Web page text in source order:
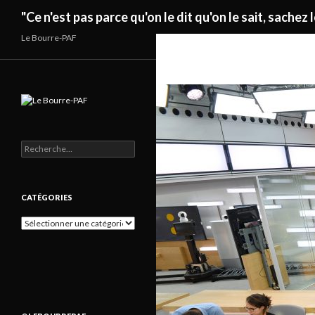
"Ce n'est pas parce qu'on le dit qu'on le sait, sachez
Le Bourre-PAF
Rechercher :
CATÉGORIES
Catégories